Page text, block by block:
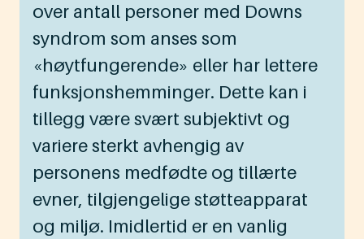
over antall personer med Downs
syndrom som anses som
«høytfungerende» eller har lettere
funksjonshemminger. Dette kan i
tillegg være svært subjektivt og
variere sterkt avhengig av
personens medfødte og tillærte
evner, tilgjengelige støtteapparat
og miljø. Imidlertid er en vanlig